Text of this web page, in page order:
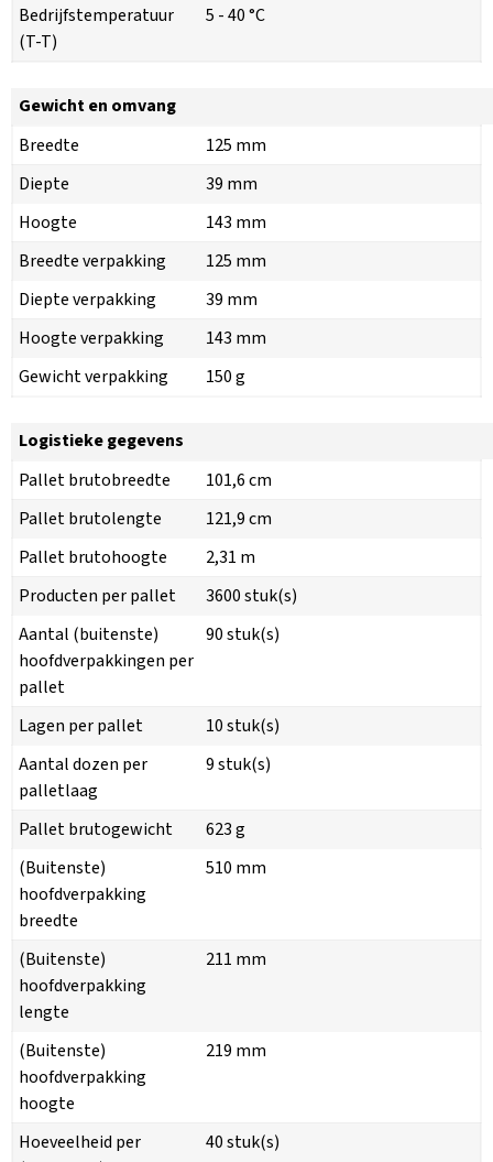
Bedrijfstemperatuur
(T-T)
5 - 40 °C
Gewicht en omvang
Breedte
125 mm
Diepte
39 mm
Hoogte
143 mm
Breedte verpakking
125 mm
Diepte verpakking
39 mm
Hoogte verpakking
143 mm
Gewicht verpakking
150 g
Logistieke gegevens
Pallet brutobreedte
101,6 cm
Pallet brutolengte
121,9 cm
Pallet brutohoogte
2,31 m
Producten per pallet
3600 stuk(s)
Aantal (buitenste)
hoofdverpakkingen per
pallet
90 stuk(s)
Lagen per pallet
10 stuk(s)
Aantal dozen per
palletlaag
9 stuk(s)
Pallet brutogewicht
623 g
(Buitenste)
hoofdverpakking
breedte
510 mm
(Buitenste)
hoofdverpakking
lengte
211 mm
(Buitenste)
hoofdverpakking
hoogte
219 mm
Hoeveelheid per
40 stuk(s)